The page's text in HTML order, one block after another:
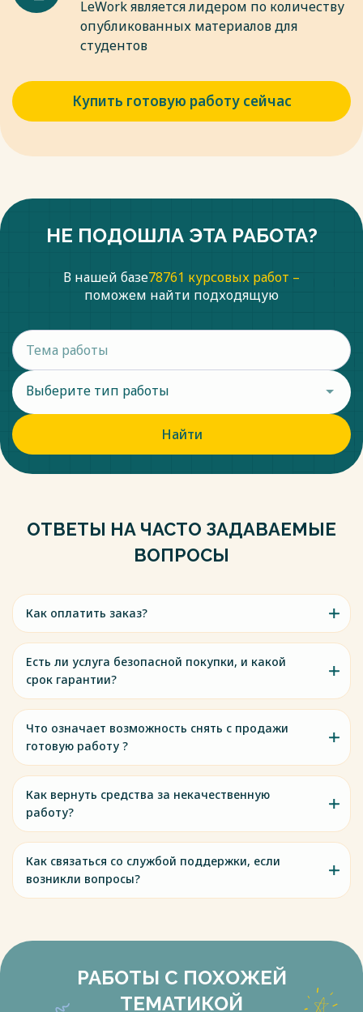
LeWork является лидером по количеству
опубликованных материалов для
студентов
Купить готовую работу сейчас
НЕ ПОДОШЛА ЭТА РАБОТА?
В нашей базе78761 курсовых работ –
поможем найти подходящую
Выберите тип работы
Найти
ОТВЕТЫ НА ЧАСТО ЗАДАВАЕМЫЕ
ВОПРОСЫ
Как оплатить заказ?
Есть ли услуга безопасной покупки, и какой
срок гарантии?
Что означает возможность снять с продажи
готовую работу ?
Как вернуть средства за некачественную
работу?
Как связаться со службой поддержки, если
возникли вопросы?
РАБОТЫ С ПОХОЖЕЙ
ТЕМАТИКОЙ